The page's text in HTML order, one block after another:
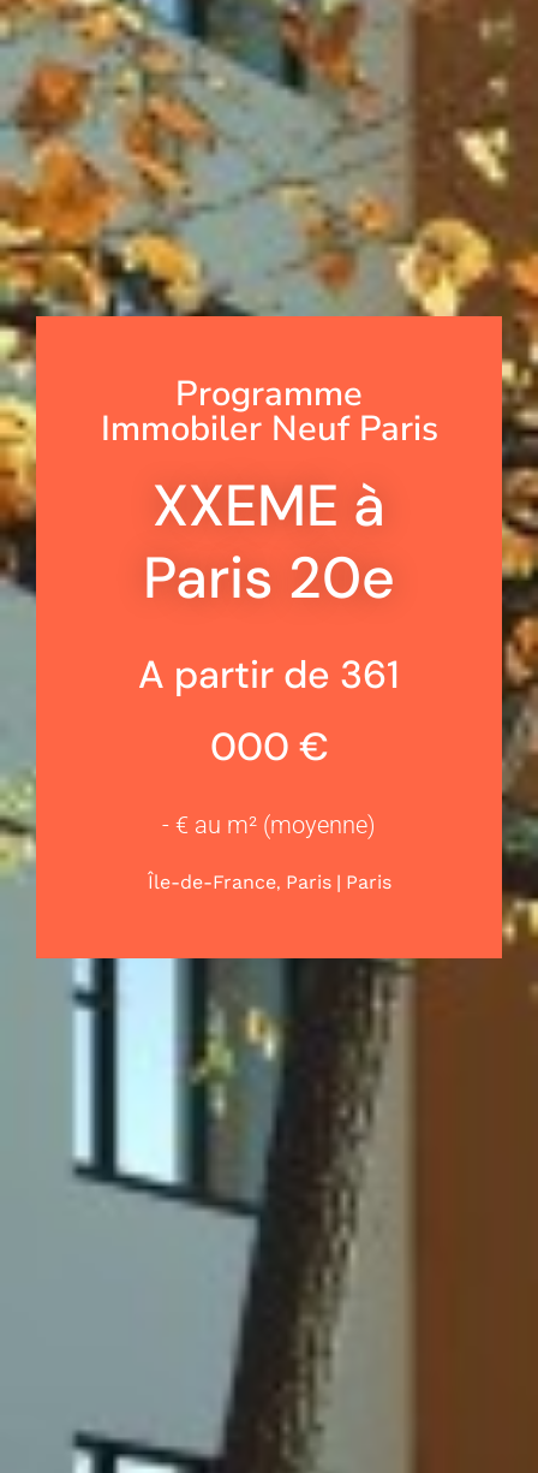
Programme
Immobiler Neuf Paris
XXEME à
Paris 20e
A partir de 361
000 €
- € au m² (moyenne)
Île-de-France, Paris| Paris